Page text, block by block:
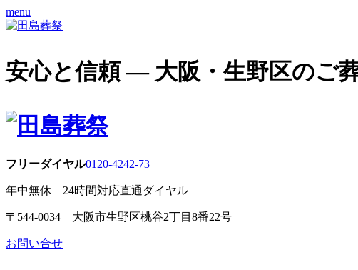
menu
安心と信頼 ― 大阪・生野区のご
フリーダイヤル0120-4242-73
年中無休 24時間対応直通ダイヤル
〒544-0034 大阪市生野区桃谷2丁目8番22号
お問い合せ